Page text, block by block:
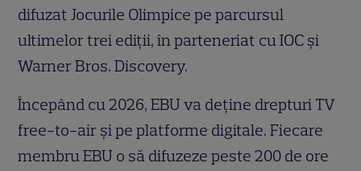
difuzat Jocurile Olimpice pe parcursul
ultimelor trei ediții, în parteneriat cu IOC și
Warner Bros. Discovery.
Începând cu 2026, EBU va deține drepturi TV
free-to-air și pe platforme digitale. Fiecare
membru EBU o să difuzeze peste 200 de ore